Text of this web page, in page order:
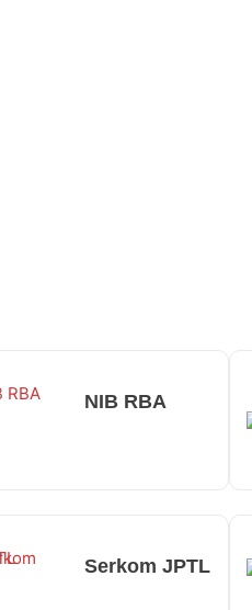
NIB RBA
Serkom JPTL